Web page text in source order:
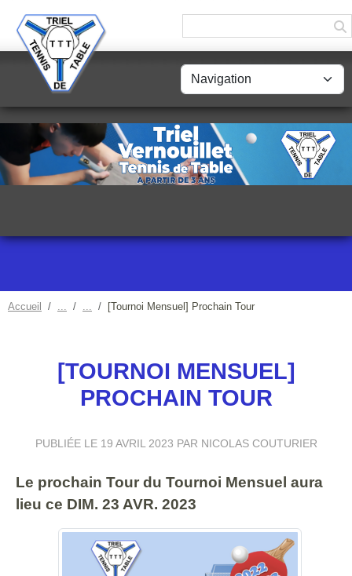
Accueil [Tournoi Mensuel] Prochain Tour
[TOURNOI MENSUEL]
PROCHAIN TOUR
PUBLIÉE LE 19 AVRIL 2023 PAR NICOLAS COUTURIER
Le prochain Tour du Tournoi Mensuel aura
lieu ce DIM. 23 AVR. 2023